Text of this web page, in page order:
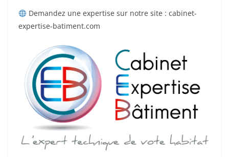
Demandez une expertise sur notre site : cabinet-
expertise-batiment.com